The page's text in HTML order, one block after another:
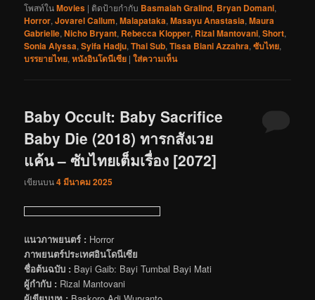
โพสท์ในMovies | ติดป้ายกำกับ Basmalah Gralind, Bryan Domani,
Horror,Jovarel Callum,Malapataka,Masayu Anastasia,Maura
Gabrielle,Nicho Bryant, Rebecca Klopper, Rizal Mantovani,Short,
Sonia Alyssa,Syifa Hadju,Thai Sub,Tissa Biani Azzahra,ซับไทย,
บรรยายไทย,หนังอินโดนีเซีย |ใส่ความเห็น
Baby Occult: Baby Sacrifice
Baby Die (2018) ทารกสังเวย
แค้น – ซับไทยเต็มเรื่อง [2072]
เขียนบน4 มีนาคม 2025
แนวภาพยนตร์ : Horror
ภาพยนตร์ประเทศอินโดนีเซีย
ชื่อต้นฉบับ : Bayi Gaib: Bayi Tumbal Bayi Mati
ผู้กำกับ : Rizal Mantovani